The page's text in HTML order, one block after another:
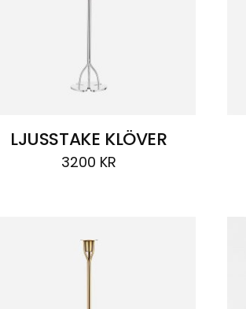
LJUSSTAKE KLÖVER
3200 KR